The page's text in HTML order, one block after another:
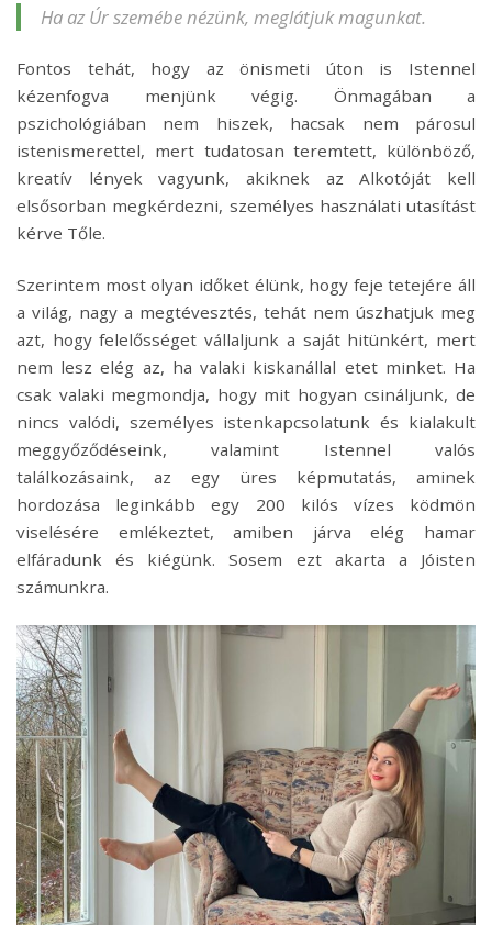
Ha az Úr szemébe nézünk, meglátjuk magunkat.
Fontos tehát, hogy az önismeti úton is Istennel
kézenfogva menjünk végig. Önmagában a
pszichológiában nem hiszek, hacsak nem párosul
istenismerettel, mert tudatosan teremtett, különböző,
kreatív lények vagyunk, akiknek az Alkotóját kell
elsősorban megkérdezni, személyes használati utasítást
kérve Tőle.
Szerintem most olyan időket élünk, hogy feje tetejére áll
a világ, nagy a megtévesztés, tehát nem úszhatjuk meg
azt, hogy felelősséget vállaljunk a saját hitünkért, mert
nem lesz elég az, ha valaki kiskanállal etet minket. Ha
csak valaki megmondja, hogy mit hogyan csináljunk, de
nincs valódi, személyes istenkapcsolatunk és kialakult
meggyőződéseink, valamint Istennel valós
találkozásaink, az egy üres képmutatás, aminek
hordozása leginkább egy 200 kilós vízes ködmön
viselésére emlékeztet, amiben járva elég hamar
elfáradunk és kiégünk. Sosem ezt akarta a Jóisten
számunkra.